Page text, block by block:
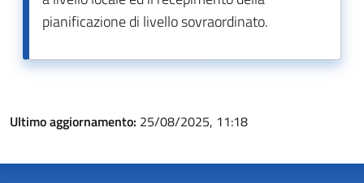
pianificazione di livello sovraordinato.
Ultimo aggiornamento: 25/08/2025, 11:18